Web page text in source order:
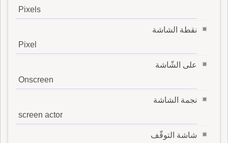
Pixels
نقطة الشاشة
Pixel
على الشّاشة
Onscreen
نجمة الشاشة
screen actor
شاشة التوقّف